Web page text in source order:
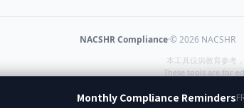
NACSHR Compliance·©2026 NACSHR
本工具仅供教育参考
These tools are for
Monthly Compliance Reminders